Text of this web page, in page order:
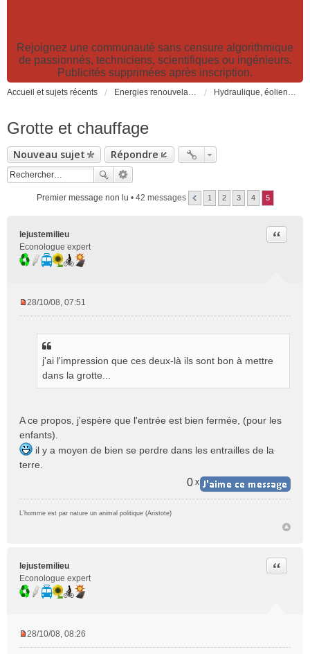
Rejoignez une communauté sans censure algorithmique
de passionnés, techniciens, scientifiques ou ingénieurs.
Publicités supprimées après inscription.
Accueil et sujets récents Energies renouvelables et fossiles, énergie solaire, biocarburants et changement climatique Hydraulique, éoliennes, géothermie, énergies marines, biogaz...
Grotte et chauffage
Nouveau sujet Répondre
Premier message non lu • 42 messages 1 2 3 4 5
lejustemilieu
Econologue expert
Citer
n
l
u
28/10/08, 07:51
j'ai l'impression que ces deux-là ils sont bon à mettre
dans la grotte...
A ce propos, j'espère que l'entrée est bien fermée, (pour les
enfants).
il y a moyen de bien se perdre dans les entrailles de la
terre.
0 x
L'homme est par nature un animal politique (Aristote)
lejustemilieu
Econologue expert
Citer
28/10/08, 08:26